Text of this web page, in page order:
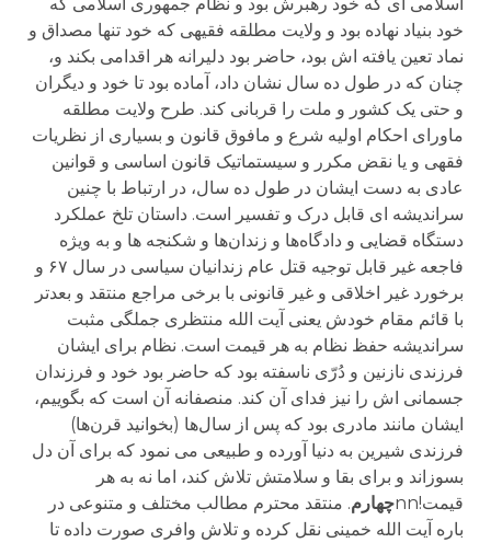
خود بنیاد نهاده بود و ولایت مطلقه فقیهی که خود تنها مصداق و
نماد تعین یافته اش بود، حاضر بود دلیرانه هر اقدامی بکند و،
چنان که در طول ده سال نشان داد، آماده بود تا خود و دیگران
و حتی یک کشور و ملت را قربانی کند. طرح ولایت مطلقه
ماورای احکام اولیه شرع و مافوق قانون و بسیاری از نظریات
فقهی و یا نقض مکرر و سیستماتیک قانون اساسی و قوانین
عادی به دست ایشان در طول ده سال، در ارتباط با چنین
سراندیشه ای قابل درک و تفسیر است. داستان تلخ عملکرد
دستگاه قضایی و دادگاه‌ها و زندان‌ها و شکنجه ها و به ویژه
فاجعه غیر قابل توجیه قتل عام زندانیان سیاسی در سال ۶۷ و
برخورد غیر اخلاقی و غیر قانونی با برخی مراجع منتقد و بعدتر
با قائم مقام خودش یعنی آیت الله منتظری جملگی مثبت
سراندیشه حفظ نظام به هر قیمت است. نظام برای ایشان
فرزندی نازنین و دُرّی ناسفته بود که حاضر بود خود و فرزندان
جسمانی اش را نیز فدای آن کند. منصفانه آن است که بگوییم،
ایشان مانند مادری بود که پس از سال‌ها (بخوانید قرن‌ها)
فرزندی شیرین به دنیا آورده و طبیعی می نمود که برای آن دل
بسوزاند و برای بقا و سلامتش تلاش کند، اما نه به هر
قیمت!nn
چهارم. منتقد محترم مطالب مختلف و متنوعی در
باره آیت الله خمینی نقل کرده و تلاش وافری صورت داده تا